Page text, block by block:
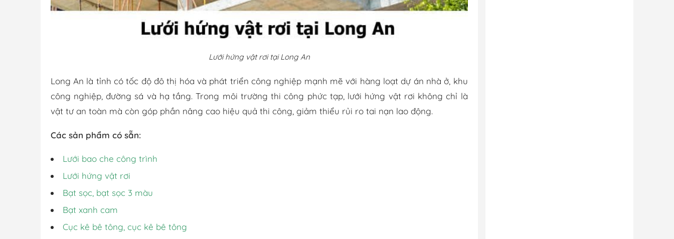
Lưới hứng vật rơi tại Long An
Long An là tỉnh có tốc độ đô thị hóa và phát triển công nghiệp mạnh mẽ với hàng loạt dự án nhà ở, khu
công nghiệp, đường sá và hạ tầng. Trong môi trường thi công phức tạp, lưới hứng vật rơi không chỉ là
vật tư an toàn mà còn góp phần nâng cao hiệu quả thi công, giảm thiểu rủi ro tai nạn lao động.
Các sản phẩm có sẵn:
Lưới bao che công trình
Lưới hứng vật rơi
Bạt sọc, bạt sọc 3 màu
Bạt xanh cam
Cục kê bê tông, cục kê bê tông